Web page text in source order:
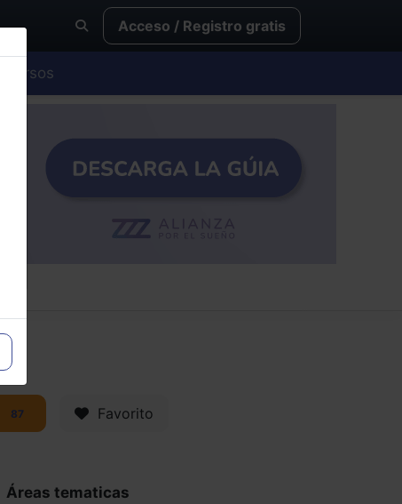
Acceso / Registro gratis
Cursos
87 Favorito
Áreas tematicas